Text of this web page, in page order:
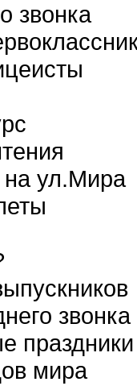
звонка
на ул.Мира
звонка
праздники
мира